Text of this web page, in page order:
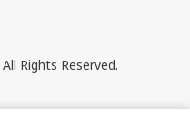
All Rights Reserved.